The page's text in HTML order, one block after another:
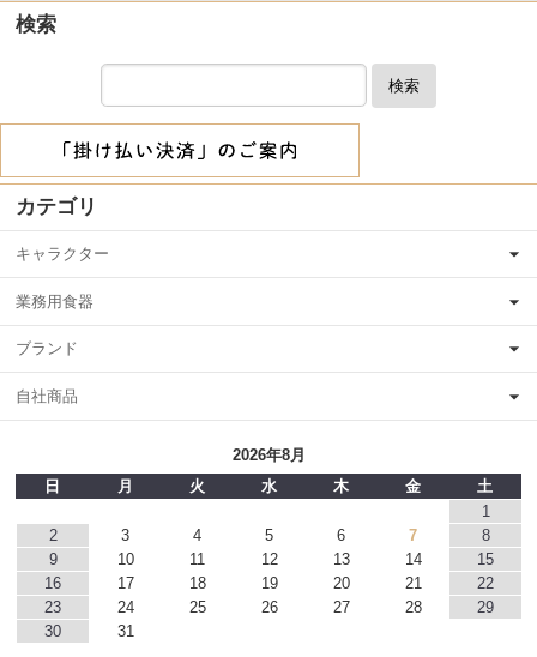
検索
検索
カテゴリ
キャラクター
業務用食器
ブランド
自社商品
2026年8月
日
月 火 水 木 金
土
1
2
3 4 5 6 7
8
9
10 11 12 13 14
15
16
17 18 19 20 21
22
23
24 25 26 27 28
29
30
31